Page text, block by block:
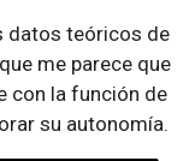
datos teóricos de
me parece que
con la función de
su autonomía.